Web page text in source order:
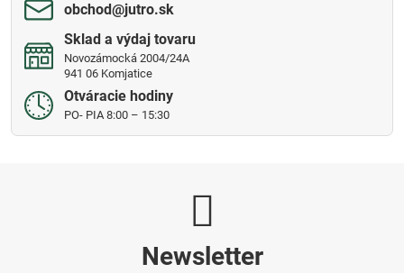
obchod​@jutro​.sk
Sklad a výdaj tovaru
Novozámocká 2004/24A
941 06 Komjatice
Otváracie hodiny
PO- PIA 8:00 – 15:30
Newsletter